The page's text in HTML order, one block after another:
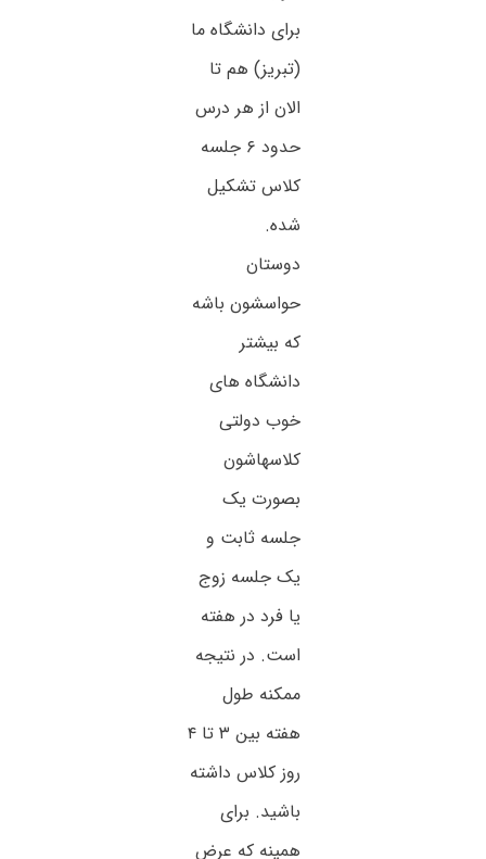
برای دانشگاه ما
(تبریز) هم تا
الان از هر درس
حدود ۶ جلسه
کلاس تشکیل
شده.
دوستان
حواسشون باشه
که بیشتر
دانشگاه های
خوب دولتی
کلاسهاشون
بصورت یک
جلسه ثابت و
یک جلسه زوج
یا فرد در هفته
است. در نتیجه
ممکنه طول
هفته بین ۳ تا ۴
روز کلاس داشته
باشید. برای
همینه که عرض